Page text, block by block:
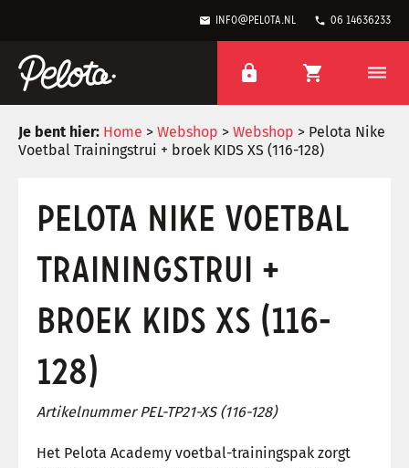
mail info@pelota.nl phone 06 14636233
lock shopping_cart dehaze
Je bent hier: Home > Webshop > Webshop > Pelota Nike
Voetbal Trainingstrui + broek KIDS XS (116-128)
PELOTA NIKE VOETBAL
TRAININGSTRUI +
BROEK KIDS XS (116-
128)
Artikelnummer PEL-TP21-XS (116-128)
Het Pelota Academy voetbal-trainingspak zorgt